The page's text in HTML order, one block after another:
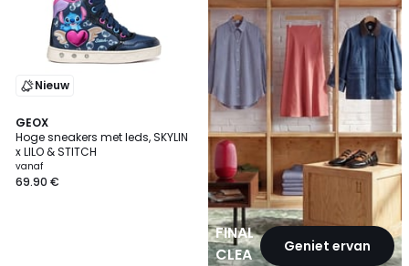
Nieuw
GEOX
Hoge sneakers met leds, SKYLIN
x LILO & STITCH
vanaf
69.90 €
FINAL
CLEARANCEGeniet ervan